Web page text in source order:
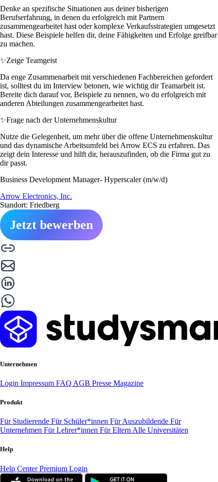
Denke an spezifische Situationen aus deiner bisherigen
Berufserfahrung, in denen du erfolgreich mit Partnern
zusammengearbeitet hast oder komplexe Verkaufsstrategien umgesetzt
hast. Diese Beispiele helfen dir, deine Fähigkeiten und Erfolge greifbar
zu machen.
✨Zeige Teamgeist
Da enge Zusammenarbeit mit verschiedenen Fachbereichen gefordert
ist, solltest du im Interview betonen, wie wichtig dir Teamarbeit ist.
Bereite dich darauf vor, Beispiele zu nennen, wo du erfolgreich mit
anderen Abteilungen zusammengearbeitet hast.
✨Frage nach der Unternehmenskultur
Nutze die Gelegenheit, um mehr über die offene Unternehmenskultur
und das dynamische Arbeitsumfeld bei Arrow ECS zu erfahren. Das
zeigt dein Interesse und hilft dir, herauszufinden, ob die Firma gut zu
dir passt.
Business Development Manager- Hyperscaler (m/w/d)
Arrow Electronics, Inc.
Standort: Friedberg
Jetzt bewerben
Unternehmen
Login Impressum FAQ AGB Presse Magazine
Produkt
Für Studierende Für Schüler*innen Für Auszubildende Für
Unternehmen Für Lehrer*innen Für Eltern Alle Universitäten
Help
Help CenterPremium Login